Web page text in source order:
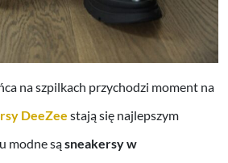
na szpilkach przychodzi moment na
DeeZee stają się najlepszym
modne sąsneakersy w